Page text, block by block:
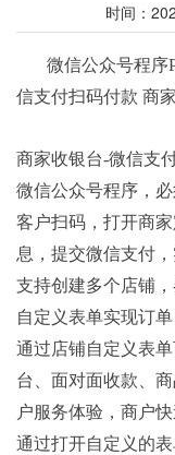
时间：
微信公众号程序
信支付扫码付款 商
商家收银台-微信支
微信公众号程序，
客户扫码，打开商
息，提交微信支付
支持创建多个店铺
自定义表单实现订
通过店铺自定义表
台、面对面收款、
户服务体验，商户
通过打开自定义的